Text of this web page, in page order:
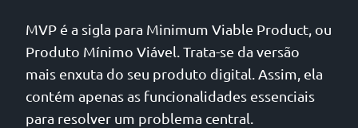
MVP é a sigla para Minimum Viable Product, ou
Produto Mínimo Viável. Trata-se da versão
mais enxuta do seu produto digital. Assim, ela
contém apenas as funcionalidades essenciais
para resolver um problema central.